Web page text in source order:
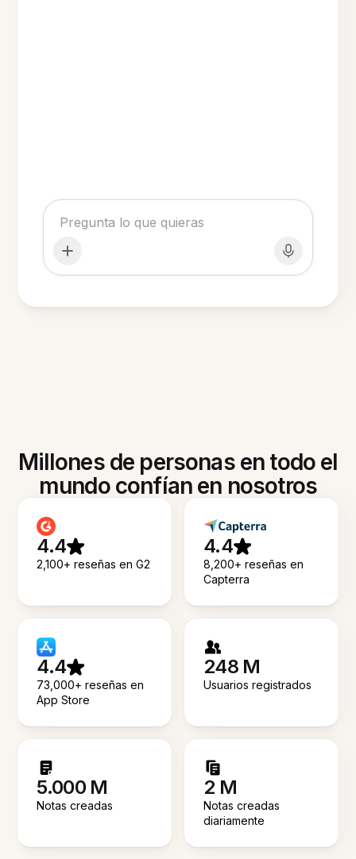
Millones de personas en todo el
mundo confían en nosotros
4.4
2,100+ reseñas en G2
4.4
8,200+ reseñas en
Capterra
4.4
73,000+ reseñas en
App Store
248 M
Usuarios registrados
5.000 M
Notas creadas
2 M
Notas creadas
diariamente